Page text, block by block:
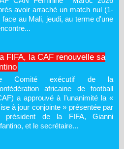
avoir arraché un match nul (1-
face au Mali, jeudi, au terme d'une
FIFA, la CAF renouvelle sa
Comité exécutif de la
africaine de football
a approuvé à l'unanimité la «
à jour conjointe » présentée par
président de la FIFA, Gianni
et le secrétaire...